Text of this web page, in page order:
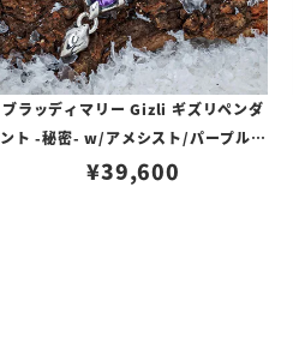
ブラッディマリー Gizli ギズリペンダ
ント -秘密- w/アメシスト/パープルサ
ファイア
¥39,600